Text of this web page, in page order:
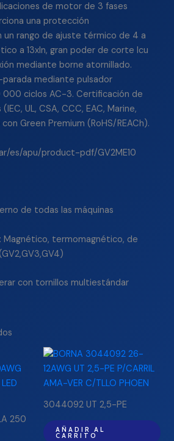
de motor de 3 fases
una protección
rango de ajuste térmico de 4 a
a 13xIn, gran poder de corte Icu
mediante borne atornillado.
mediante pulsador
000 ciclos AC-3. Certificación de
UL, CSA, CCC, EAC, Marine,
Green Premium (RoHS/REACh).
es/apu/product-pdf/GV2ME10
de todas las máquinas
Magnético, termomagnético, de
con tornillos multiestándar
250
3044092 UT 2,5-PE
AÑADIR AL
CARRITO